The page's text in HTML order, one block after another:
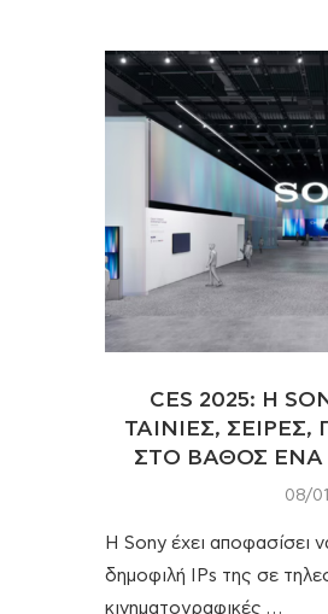
CES 2025: H
ΤΑΙΝΙΕΣ, ΣΕΙΡΕΣ,
ΣΤΟ ΒΑΘΟΣ ΕΝΑ
08/
H Sony έχει αποφασίσει
δημοφιλή IPs της σε
κινηματογραφικές …